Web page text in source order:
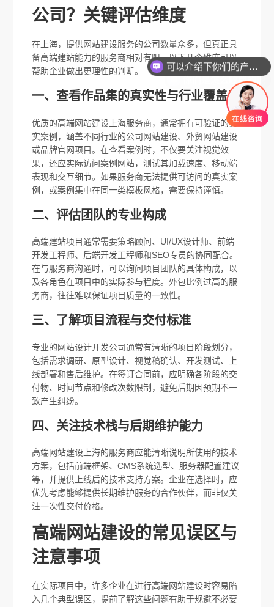
公司？关键评估维度
在上海，提供网站建设服务的公司数量众多，但真正具
备高端建站能力的服务商相对有限。以下几个维度可以
帮助企业做出更理性的判断。
一、查看作品集的真实性与行业覆盖度
优质的高端网站建设上海服务商，通常拥有可验证的真
实案例，涵盖不同行业的公司网站建设、外贸网站建设
或品牌官网项目。在查看案例时，不仅要关注视觉效
果，还应实际访问案例网站，测试其加载速度、移动端
表现和交互细节。如果服务商无法提供可访问的真实案
例，或案例集中在同一类模板风格，需要保持谨慎。
二、评估团队的专业构成
高端建站项目通常需要策略顾问、UI/UX设计师、前端
开发工程师、后端开发工程师和SEO专员的协同配合。
在与服务商沟通时，可以询问项目团队的具体构成，以
及各角色在项目中的实际参与程度。外包比例过高的服
务商，往往难以保证项目质量的一致性。
三、了解项目流程与交付标准
专业的网站设计开发公司通常有清晰的项目阶段划分，
包括需求调研、原型设计、视觉稿确认、开发测试、上
线部署和售后维护。在签订合同前，应明确各阶段的交
付物、时间节点和修改次数限制，避免后期因预期不一
致产生纠纷。
四、关注技术栈与后期维护能力
高端网站建设上海的服务商应能清晰说明所使用的技术
方案，包括前端框架、CMS系统选型、服务器配置建议
等，并提供上线后的技术支持方案。企业在选择时，应
优先考虑能够提供长期维护服务的合作伙伴，而非仅关
注一次性交付价格。
高端网站建设的常见误区与
注意事项
在实际项目中，许多企业在进行高端网站建设时容易陷
入几个典型误区，提前了解这些问题有助于规避不必要
你们是怎么收费的呢